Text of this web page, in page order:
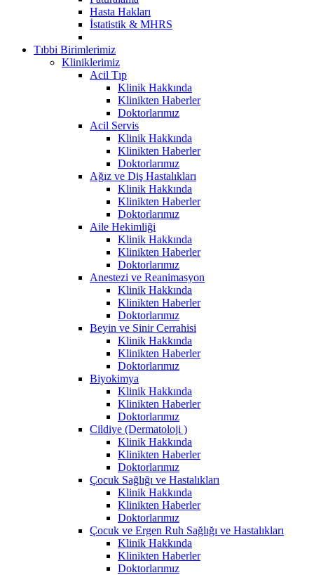
Hasta Hakları
İstatistik & MHRS
Tıbbi Birimlerimiz
Kliniklerimiz
Acil Tıp
Klinik Hakkında
Klinikten Haberler
Doktorlarımız
Acil Servis
Klinik Hakkında
Klinikten Haberler
Doktorlarımız
Ağız ve Diş Hastalıkları
Klinik Hakkında
Klinikten Haberler
Doktorlarımız
Aile Hekimliği
Klinik Hakkında
Klinikten Haberler
Doktorlarımız
Anestezi ve Reanimasyon
Klinik Hakkında
Klinikten Haberler
Doktorlarımız
Beyin ve Sinir Cerrahisi
Klinik Hakkında
Klinikten Haberler
Doktorlarımız
Biyokimya
Klinik Hakkında
Klinikten Haberler
Doktorlarımız
Cildiye (Dermatoloji )
Klinik Hakkında
Klinikten Haberler
Doktorlarımız
Çocuk Sağlığı ve Hastalıkları
Klinik Hakkında
Klinikten Haberler
Doktorlarımız
Çocuk ve Ergen Ruh Sağlığı ve Hastalıkları
Klinik Hakkında
Klinikten Haberler
Doktorlarımız